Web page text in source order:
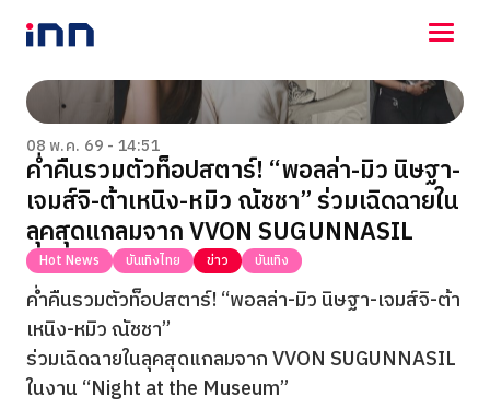
NEWS
ENTERTAINMENT
LIFESTYLE
HOROSCOPE
LOTTERY
VIDEO
ร่วมด้วยช่วยกัน
08 พ.ค. 69 - 14:51
ค่ำคืนรวมตัวท็อปสตาร์! “พอลล่า-มิว นิษฐา-
เจมส์จิ-ต้าเหนิง-หมิว ณัชชา” ร่วมเฉิดฉายใน
ลุคสุดแกลมจาก VVON SUGUNNASIL
Hot News บันเทิงไทย ข่าว บันเทิง
ค่ำคืนรวมตัวท็อปสตาร์! “พอลล่า-มิว นิษฐา-เจมส์จิ-ต้า
เหนิง-หมิว ณัชชา”
ร่วมเฉิดฉายในลุคสุดแกลมจาก VVON SUGUNNASIL
ในงาน “Night at the Museum”